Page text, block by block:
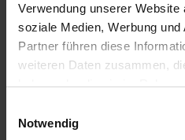
Verwendung unserer
soziale Medien, Werbung
Partner führen diese
weiteren Daten zusammen,
haben oder die sie im
Notwendig
eingeschränkt, werden Sie von
Einschränkung aufgehoben wird.
d) Recht auf Löschung
(1) Pflicht zur Löschung
Sie können von uns verlangen,
personenbezogenen Daten